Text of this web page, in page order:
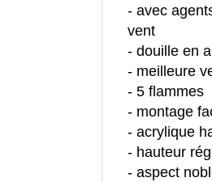
- avec
vent
- douille en
- meilleure
- 5 flammes
- montage
- acrylique
- hauteur
- aspect